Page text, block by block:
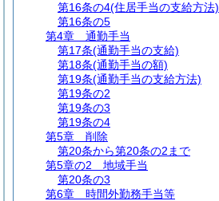
第16条の4(住居手当の支給方法)
第16条の5
第4章
通勤手当
第17条(通勤手当の支給)
第18条(通勤手当の額)
第19条(通勤手当の支給方法)
第19条の2
第19条の3
第19条の4
第5章
削除
第20条から第20条の2まで
第5章の2
地域手当
第20条の3
第6章
時間外勤務手当等